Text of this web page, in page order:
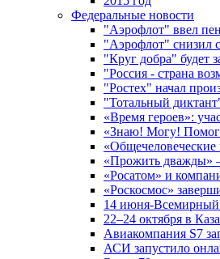
Федеральные новости
"Аэрофлот" ввел
"Аэрофлот" снизил
"Круг добра" будет
"Россия - страна
"Ростех" начал
"Тотальный
«Время героев»:
«Знаю! Могу!
«Прожить дважды»
«Росатом» и
«Роскосмос»
14 июня-Всемирный
22–24 октября в
Авиакомпания S7
АСИ запустило